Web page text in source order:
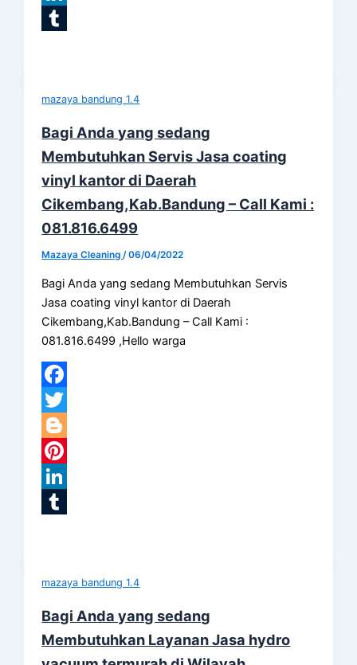
LinkedIn
mazaya bandung 1.4
Bagi Anda yang sedang
Membutuhkan Servis Jasa coating
vinyl kantor di Daerah
Cikembang,Kab.Bandung – Call Kami :
081.816.6499
Mazaya Cleaning/06/04/2022
Bagi Anda yang sedang Membutuhkan Servis
Jasa coating vinyl kantor di Daerah
Cikembang,Kab.Bandung – Call Kami :
081.816.6499 ,Hello warga
Facebook
Twitter
Blogger
Pinterest
LinkedIn
mazaya bandung 1.4
Bagi Anda yang sedang
Membutuhkan Layanan Jasa hydro